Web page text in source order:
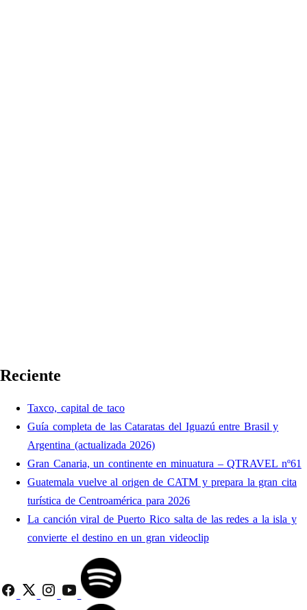
Reciente
Taxco, capital de taco
Guía completa de las Cataratas del Iguazú entre Brasil y
Argentina (actualizada 2026)
Gran Canaria, un continente en minuatura – QTRAVEL nº61
Guatemala vuelve al origen de CATM y prepara la gran cita
turística de Centroamérica para 2026
La canción viral de Puerto Rico salta de las redes a la isla y
convierte el destino en un gran videoclip